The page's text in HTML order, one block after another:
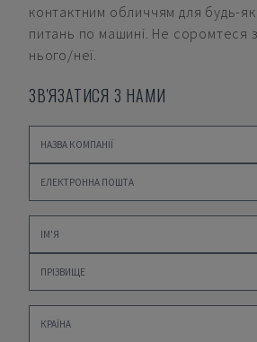
контактним обличчям для будь-
питань по машині. Не соромтеся
нього/неї.
ЗВ'ЯЗАТИСЯ З НАМИ